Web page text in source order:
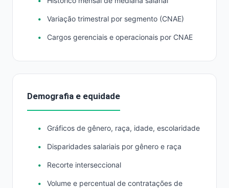
Variação trimestral por segmento (CNAE)
Cargos gerenciais e operacionais por CNAE
Demografia e equidade
Gráficos de gênero, raça, idade, escolaridade
Disparidades salariais por gênero e raça
Recorte interseccional
Volume e percentual de contratações de